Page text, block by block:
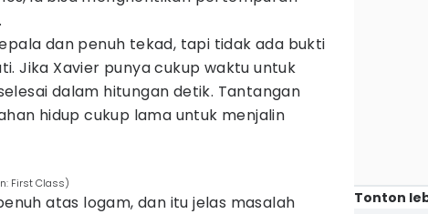
dan penuh tekad, tapi tidak ada bukti
Jika Xavier punya cukup waktu untuk
dalam hitungan detik. Tantangan
hidup cukup lama untuk menjalin
First Class)
atas logam, dan itu jelas masalah
Tonton